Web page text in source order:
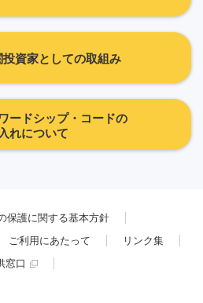
資家としての取組み
ードシップ・コードの
れについて
保護に関する基本方針
ご利用にあたって
リンク集
窓口